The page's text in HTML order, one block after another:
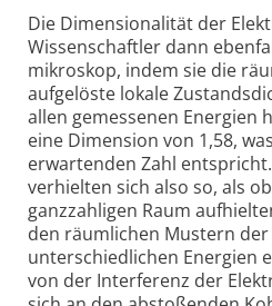
Die Dimen­sionalität der
Wissen­schaftler dann
mikroskop, indem sie die
aufgelöste lokale
allen gemessenen Energien
eine Dimension von 1,58,
erwartenden Zahl
verhielten sich also so, als
ganz­zahligen Raum
den räumlichen Mustern
unter­schiedlichen Energien
von der Inter­ferenz der